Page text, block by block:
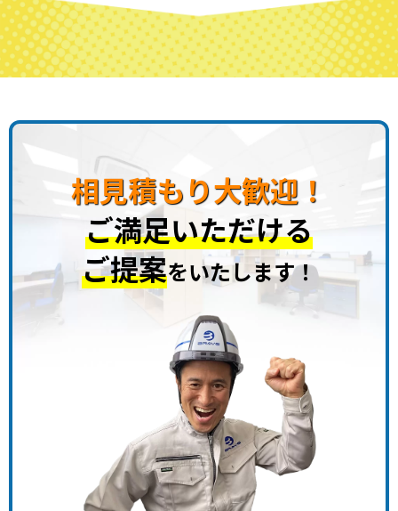
相見積もり大歓迎！
ご満足いただける
ご提案をいたします！